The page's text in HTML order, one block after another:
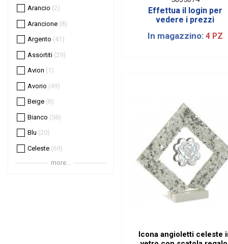
Effettua il login per
vedere i prezzi
In magazzino: 4 PZ
Icona angioletti celeste
Arancio 2
Arancione 8
Argento 41
Assortiti 29
Avion 1
Avorio 49
Beige 8
Bianco 58
Blu 20
Celeste 69
Cipria 7 more...